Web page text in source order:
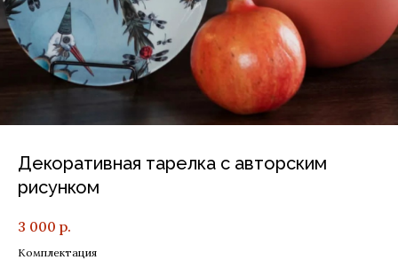
Декоративная тарелка с авторским
рисунком
3 000 р.
Комплектация